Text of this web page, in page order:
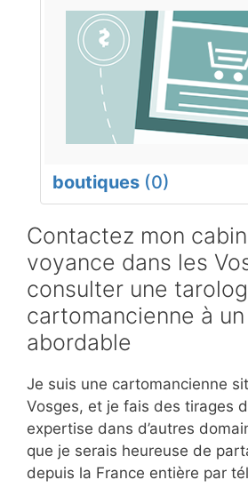
boutiques (0)
Contactez mon
voyance dans les
consulter une
cartomancienne à
abordable
Je suis une cartomancienne
Vosges, et je fais des tirages
expertise dans d’autres
que je serais heureuse de
depuis la France entière par